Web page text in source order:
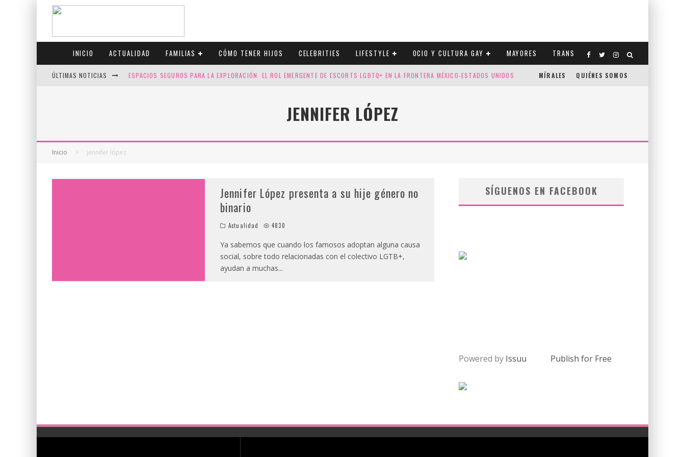
INICIO ACTUALIDAD FAMILIAS CÓMO TENER HIJOS CELEBRITIES LIFESTYLE OCIO Y CULTURA GAY MAYORES TRANS
ÚLTIMAS NOTICIAS ESPACIOS SEGUROS PARA LA EXPLORACIÓN: EL ROL EMERGENTE DE ESCORTS LGBTQ+ EN LA FRONTERA MÉXICO-ESTADOS UNIDOS
CANADÁ CELEBRA EL ORGULLO CON CUATRO SELLOS QUE HONRAN LA HISTORIA LGTB
MÍRALES QUIÉNES SOMOS
JENNIFER LÓPEZ
Inicio jennifer lópez
Jennifer López presenta a su hije género no
binario
Actualidad 4830
Ya sabemos que cuando los famosos adoptan alguna causa
social, sobre todo relacionadas con el colectivo LGTB+,
ayudan a muchas...
SÍGUENOS EN FACEBOOK
Powered by Issuu Publish for Free